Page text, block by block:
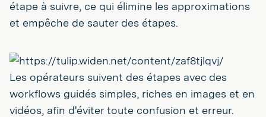
étape à suivre, ce qui élimine les approximations
et empêche de sauter des étapes.
Les opérateurs suivent des étapes avec des
workflows guidés simples, riches en images et en
vidéos, afin d'éviter toute confusion et erreur.